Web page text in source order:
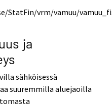
StatFin/vrm/vamuu/
ja
sähköisessä
suuremmilla aluejaoilla